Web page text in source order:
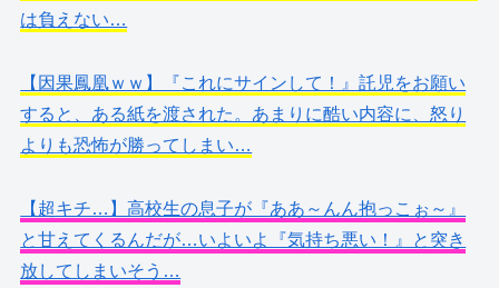
は負えない…
【因果鳳凰ｗｗ】『これにサインして！』託児をお願い
すると、ある紙を渡された。あまりに酷い内容に、怒り
よりも恐怖が勝ってしまい…
【超キチ…】高校生の息子が『ああ～んん抱っこぉ～』
と甘えてくるんだが…いよいよ『気持ち悪い！』と突き
放してしまいそう…